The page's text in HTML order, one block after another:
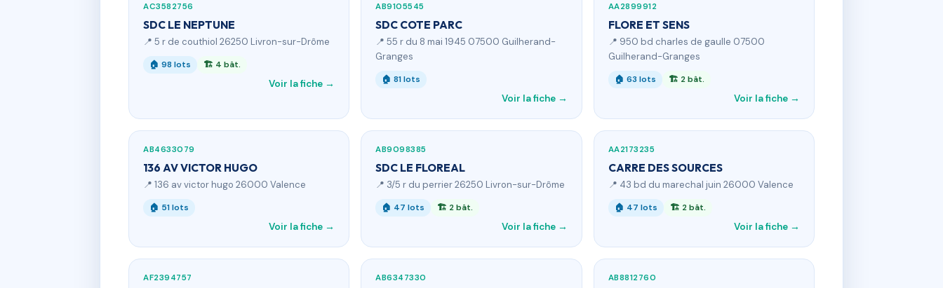
AC3582756
SDC LE NEPTUNE
📍 5 r de couthiol 26250 Livron-sur-Drôme
🏠 98 lots 🏗 4 bât.
Voir la fiche →
AB9105545
SDC COTE PARC
📍 55 r du 8 mai 1945 07500 Guilherand-
Granges
🏠 81 lots
Voir la fiche →
AA2899912
FLORE ET SENS
📍 950 bd charles de gaulle 07500
Guilherand-Granges
🏠 63 lots 🏗 2 bât.
Voir la fiche →
AB4633079
136 AV VICTOR HUGO
📍 136 av victor hugo 26000 Valence
🏠 51 lots
Voir la fiche →
AB9098385
SDC LE FLOREAL
📍 3/5 r du perrier 26250 Livron-sur-Drôme
🏠 47 lots 🏗 2 bât.
Voir la fiche →
AA2173235
CARRE DES SOURCES
📍 43 bd du marechal juin 26000 Valence
🏠 47 lots 🏗 2 bât.
Voir la fiche →
AF2394757 AB6347330 AB8812760